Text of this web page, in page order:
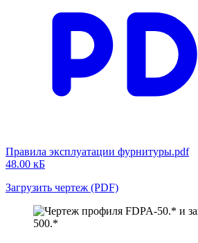
Правила эксплуатации фурнитуры.pdf
48.00 кБ
Загрузить чертеж (PDF)